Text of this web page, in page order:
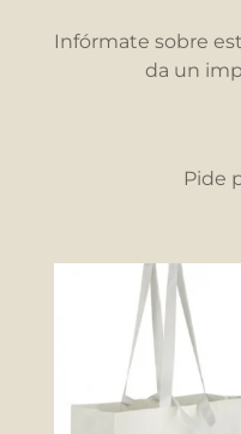
Infórmate sobre
da un
Pide